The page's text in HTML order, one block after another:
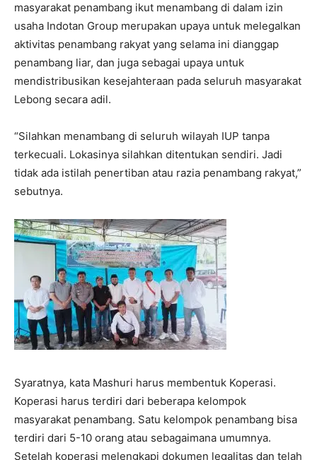
masyarakat penambang ikut menambang di dalam izin
usaha Indotan Group merupakan upaya untuk melegalkan
aktivitas penambang rakyat yang selama ini dianggap
penambang liar, dan juga sebagai upaya untuk
mendistribusikan kesejahteraan pada seluruh masyarakat
Lebong secara adil.
“Silahkan menambang di seluruh wilayah IUP tanpa
terkecuali. Lokasinya silahkan ditentukan sendiri. Jadi
tidak ada istilah penertiban atau razia penambang rakyat,”
sebutnya.
Syaratnya, kata Mashuri harus membentuk Koperasi.
Koperasi harus terdiri dari beberapa kelompok
masyarakat penambang. Satu kelompok penambang bisa
terdiri dari 5-10 orang atau sebagaimana umumnya.
Setelah koperasi melengkapi dokumen legalitas dan telah